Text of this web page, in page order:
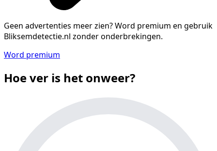
Geen advertenties meer zien?Word premium en gebruik
Bliksemdetectie.nl zonder onderbrekingen.
Word premium
Hoe ver is het onweer?